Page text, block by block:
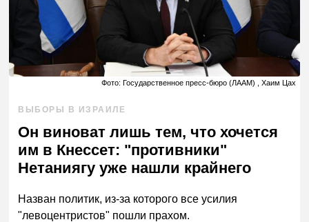
Фото: Государственное пресс-бюро (ЛААМ) , Хаим Цах
ВЫБОРЫ В ИЗРАИЛЕ
Он виноват лишь тем, что хочется
им в Кнессет: "противники"
Нетаниягу уже нашли крайнего
Назван политик, из-за которого все усилия
"левоцентристов" пошли прахом.